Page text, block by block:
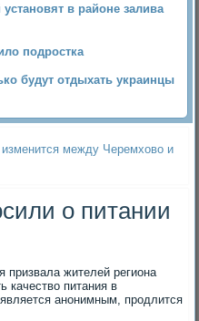
в районе залива
подростка
будут отдыхать украинцы
между Черемхово и
о питании
призвала жителей региона
качество питания в
анонимным, продлится